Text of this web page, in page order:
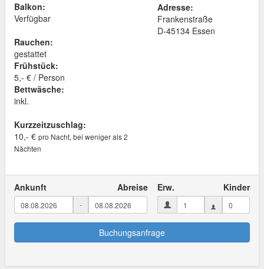
Balkon:
Verfügbar
Rauchen:
gestattet
Frühstück:
5,- € / Person
Bettwäsche:
inkl.
Kurzzeitzuschlag:
10,- € pro Nacht, bei weniger als 2
Nächten
Adresse:
Frankenstraße
D-45134Essen
Ankunft Abreise
-
Erw. Kinder
Buchungsanfrage